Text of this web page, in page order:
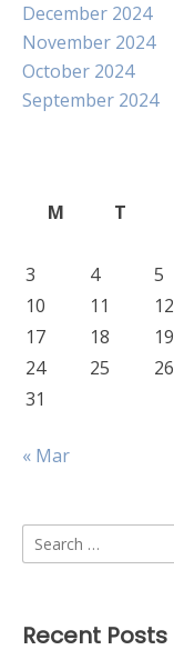
December 2024
November 2024
October 2024
September 2024
M
T
3
4 5
10
11 12
17
18 19
24
25 26
31
« Mar
Search
for:
Recent Posts